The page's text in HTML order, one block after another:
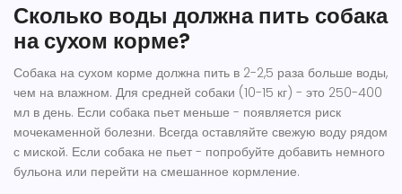
Сколько воды должна пить собака
на сухом корме?
Собака на сухом корме должна пить в 2-2,5 раза больше воды,
чем на влажном. Для средней собаки (10-15 кг) - это 250-400
мл в день. Если собака пьет меньше - появляется риск
мочекаменной болезни. Всегда оставляйте свежую воду рядом
с миской. Если собака не пьет - попробуйте добавить немного
бульона или перейти на смешанное кормление.